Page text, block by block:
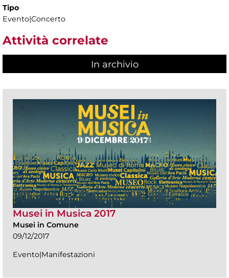
Tipo
Evento|Concerto
Attività correlate
In archivio
Musei in Musica 2017
Musei in Comune
09/12/2017
Evento|Manifestazioni